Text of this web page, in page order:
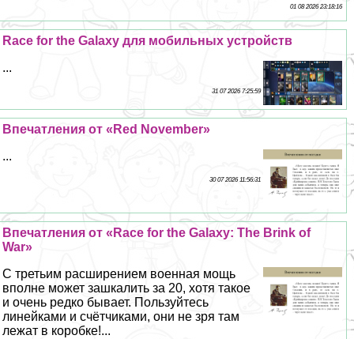
01 08 2026 23:18:16
Race for the Galaxy для мобильных устройств
...
31 07 2026 7:25:59
Впечатления от «Red November»
...
30 07 2026 11:56:31
Впечатления от «Race for the Galaxy: The Brink of
War»
С третьим расширением военная мощь
вполне может зашкалить за 20, хотя такое
и очень редко бывает. Пользуйтесь
линейками и счётчиками, они не зря там
лежат в коробке!...